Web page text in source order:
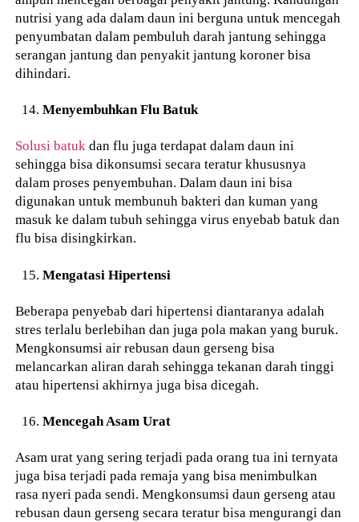
nutrisi yang ada dalam daun ini berguna untuk mencegah
penyumbatan dalam pembuluh darah jantung sehingga
serangan jantung dan penyakit jantung koroner bisa
dihindari.
Menyembuhkan Flu Batuk
Solusi batuk dan flu juga terdapat dalam daun ini
sehingga bisa dikonsumsi secara teratur khususnya
dalam proses penyembuhan. Dalam daun ini bisa
digunakan untuk membunuh bakteri dan kuman yang
masuk ke dalam tubuh sehingga virus enyebab batuk dan
flu bisa disingkirkan.
Mengatasi Hipertensi
Beberapa penyebab dari hipertensi diantaranya adalah
stres terlalu berlebihan dan juga pola makan yang buruk.
Mengkonsumsi air rebusan daun gerseng bisa
melancarkan aliran darah sehingga tekanan darah tinggi
atau hipertensi akhirnya juga bisa dicegah.
Mencegah Asam Urat
Asam urat yang sering terjadi pada orang tua ini ternyata
juga bisa terjadi pada remaja yang bisa menimbulkan
rasa nyeri pada sendi. Mengkonsumsi daun gerseng atau
rebusan daun gerseng secara teratur bisa mengurangi dan